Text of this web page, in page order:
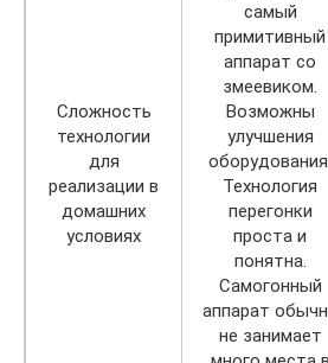
Сложность
технологии
для
реализации в
домашних
условиях
самый
примитивный
аппарат со
змеевиком.
Возможны
улучшения
Технология
перегонки
проста и
понятна.
Самогонный
аппарат
не занимает